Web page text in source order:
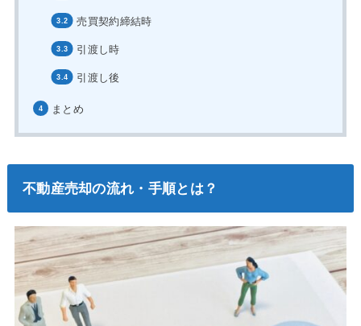
売買契約締結時
引渡し時
引渡し後
まとめ
不動産売却の流れ・手順とは？